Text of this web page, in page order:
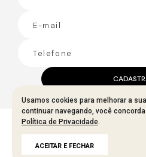
Usamos cookies para melhorar a
continuar navegando, você
Política de Privacidade.
ACEITAR E FECHAR
Fale Conosco